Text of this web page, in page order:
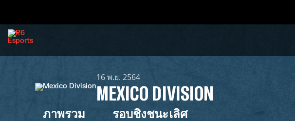
16 พ.ย. 2564
MEXICO DIVISION
ภาพรวม รอบชิงชนะเลิศ